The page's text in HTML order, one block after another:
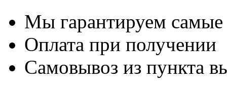
Мы гарантируем
Оплата при получении
Самовывоз из пункта